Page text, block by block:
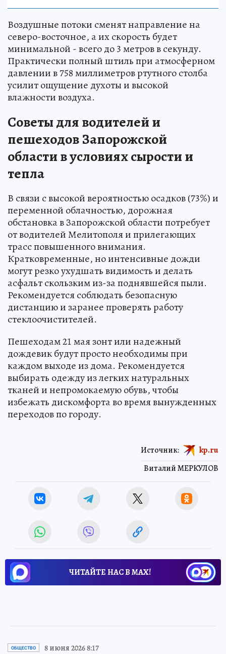
Воздушные потоки сменят направление на
северо-восточное, а их скорость будет
минимальной - всего до 3 метров в секунду.
Практически полный штиль при атмосферном
давлении в 758 миллиметров ртутного столба
усилит ощущение духоты и высокой
влажности воздуха.
Советы для водителей и
пешеходов Запорожской
области в условиях сырости и
тепла
В связи с высокой вероятностью осадков (73%) и
переменной облачностью, дорожная
обстановка в Запорожской области потребует
от водителей Мелитополя и прилегающих
трасс повышенного внимания.
Кратковременные, но интенсивные дожди
могут резко ухудшать видимость и делать
асфальт скользким из-за поднявшейся пыли.
Рекомендуется соблюдать безопасную
дистанцию и заранее проверять работу
стеклоочистителей.
Пешеходам 21 мая зонт или надежный
дождевик будут просто необходимы при
каждом выходе из дома. Рекомендуется
выбирать одежду из легких натуральных
тканей и непромокаемую обувь, чтобы
избежать дискомфорта во время вынужденных
переходов по городу.
Виталий МЕРКУЛОВ
Источник: kp.ru
ЧИТАЙТЕ НАС В МАХ!
ОБЩЕСТВО 8 июня 2026 8:17